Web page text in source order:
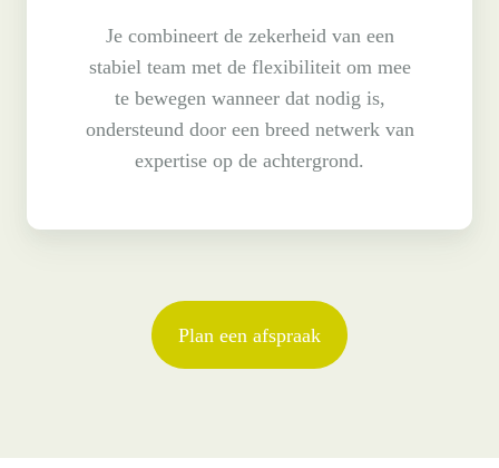
Je combineert de zekerheid van een
stabiel team met de flexibiliteit om mee
te bewegen wanneer dat nodig is,
ondersteund door een breed netwerk van
expertise op de achtergrond.
Plan een afspraak